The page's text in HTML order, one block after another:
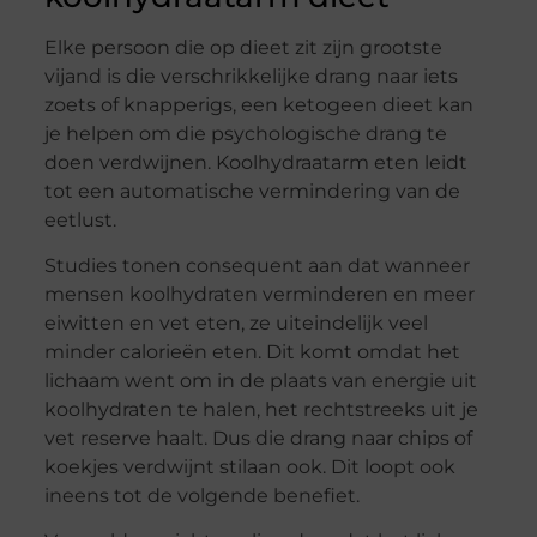
Elke persoon die op dieet zit zijn grootste
vijand is die verschrikkelijke drang naar iets
zoets of knapperigs, een ketogeen dieet kan
je helpen om die psychologische drang te
doen verdwijnen. Koolhydraatarm eten leidt
tot een automatische vermindering van de
eetlust.
Studies tonen consequent aan dat wanneer
mensen koolhydraten verminderen en meer
eiwitten en vet eten, ze uiteindelijk veel
minder calorieën eten. Dit komt omdat het
lichaam went om in de plaats van energie uit
koolhydraten te halen, het rechtstreeks uit je
vet reserve haalt. Dus die drang naar chips of
koekjes verdwijnt stilaan ook. Dit loopt ook
ineens tot de volgende benefiet.